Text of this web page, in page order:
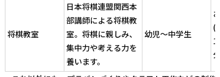
将棋教室
日本将棋連盟関西本
部講師による将棋教
室。将棋に親しみ、
集中力や考える力を
養います。
幼児～中学生
(